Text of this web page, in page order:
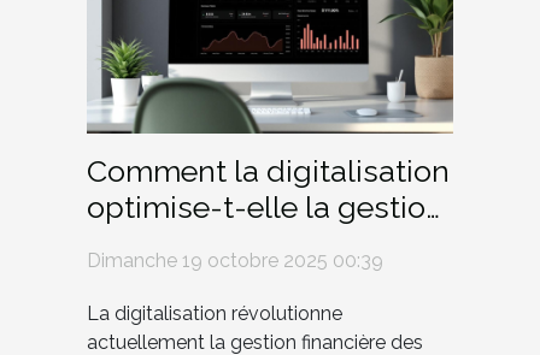
Comment la digitalisation
optimise-t-elle la gestion
Dimanche 19 octobre 2025 00:39
La digitalisation révolutionne
actuellement la gestion financière des